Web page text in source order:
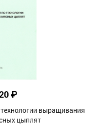
₽
выращивания
цыплят